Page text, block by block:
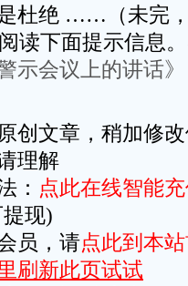
杜绝 ……（未完
读下面提示信息。
示会议上的讲话》
文章，稍加修改
理解
： 点此在线智能
现)
员，请点此到本
刷新此页试试